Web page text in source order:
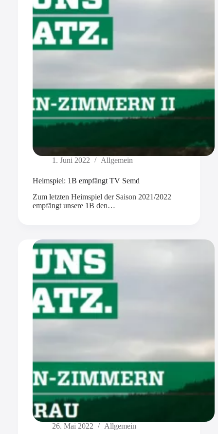
1. Juni 2022 Allgemein
Heimspiel: 1B empfängt TV Semd
Zum letzten Heimspiel der Saison 2021/2022
empfängt unsere 1B den…
26. Mai 2022 Allgemein